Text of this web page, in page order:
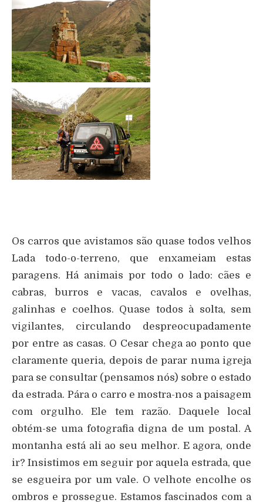
Os carros que avistamos são quase todos velhos
Lada todo-o-terreno, que enxameiam estas
paragens. Há animais por todo o lado: cães e
cabras, burros e vacas, cavalos e ovelhas,
galinhas e coelhos. Quase todos à solta, sem
vigilantes, circulando despreocupadamente
por entre as casas. O Cesar chega ao ponto que
claramente queria, depois de parar numa igreja
para se consultar (pensamos nós) sobre o estado
da estrada. Pára o carro e mostra-nos a paisagem
com orgulho. Ele tem razão. Daquele local
obtém-se uma fotografia digna de um postal. A
montanha está ali ao seu melhor. E agora, onde
ir? Insistimos em seguir por aquela estrada, que
se esgueira por um vale. O velhote encolhe os
ombros e prossegue. Estamos fascinados com a